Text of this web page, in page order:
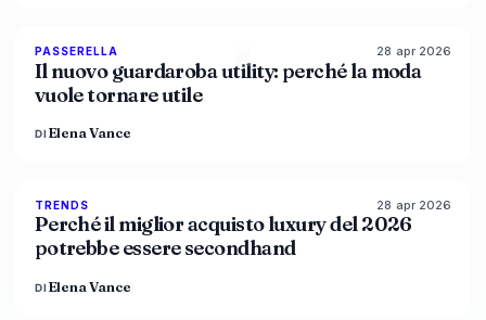
87% 47
PASSERELLA 28 apr 2026
Il nuovo guardaroba utility: perché la moda
vuole tornare utile
DI Elena Vance
89% 49
TRENDS 28 apr 2026
Perché il miglior acquisto luxury del 2026
potrebbe essere secondhand
DIElena Vance